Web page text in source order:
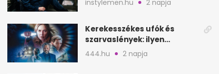
instylemen.hu 2 napja
Kerekesszékes ufók és
szarvaslények: ilyen
Spielberg új filmje
444.hu 2 napja